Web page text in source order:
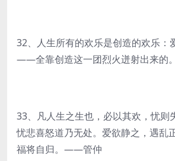
32、人生所有的欢乐是创造的欢乐：
——全靠创造这一团烈火迸射出来的
33、凡人生之生也，必以其欢，忧则
忧悲喜怒道乃无处。爱欲静之，遇乱
福将自归。——管仲